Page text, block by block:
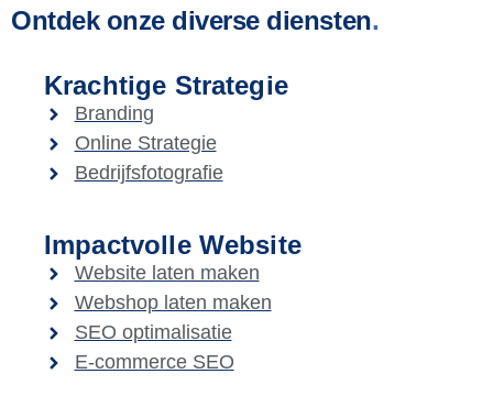
Ontdek onze diverse diensten.
Krachtige Strategie
Branding
Online Strategie
Bedrijfsfotografie
Impactvolle Website
Website laten maken
Webshop laten maken
SEO optimalisatie
E-commerce SEO